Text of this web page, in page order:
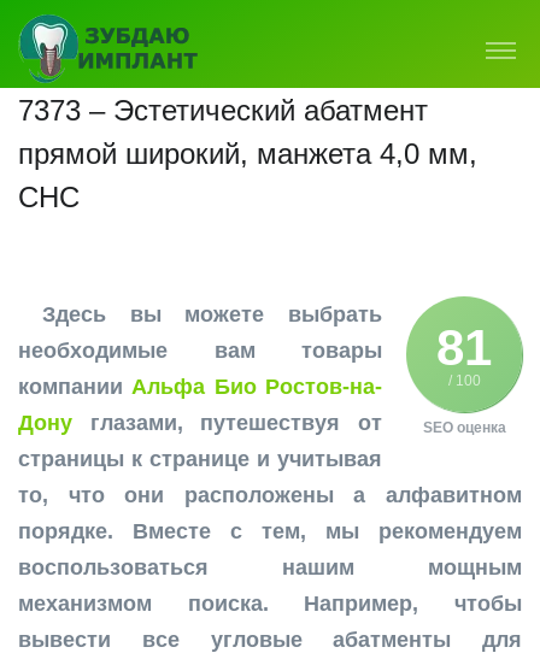
7373 – Эстетический абатмент
прямой широкий, манжета 4,0 мм,
CHC
81
/ 100
SEO оценка
Здесь вы можете выбрать
необходимые вам товары
компанииАльфа Био Ростов-на-
Дону глазами, путешествуя от
страницы к странице и учитывая
то, что они расположены а алфавитном
порядке. Вместе с тем, мы рекомендуем
воспользоваться нашим мощным
механизмом поиска. Например, чтобы
вывести все угловые абатменты для